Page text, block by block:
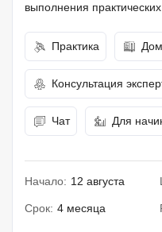
выполнения
Практика
Консультация
Чат Для
Начало: 12 августа
Срок: 4 месяца